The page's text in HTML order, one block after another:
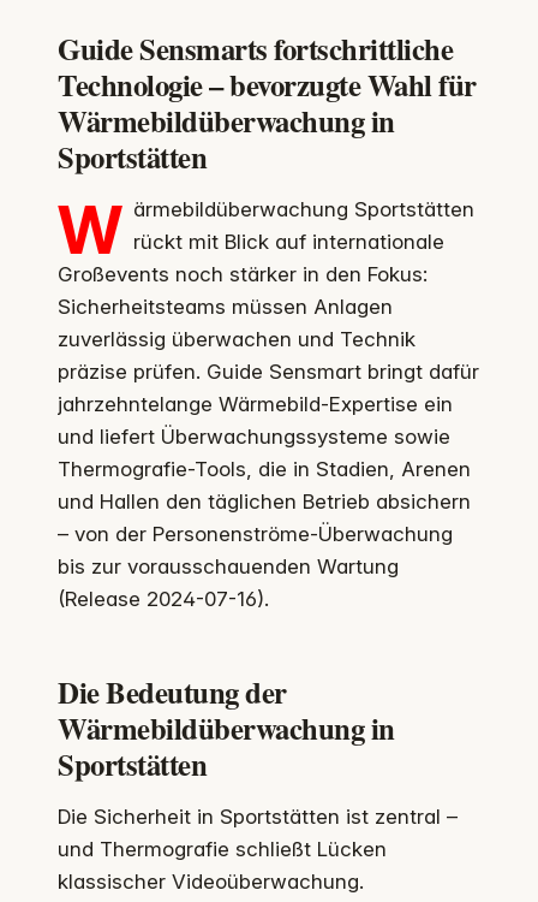
Guide Sensmarts fortschrittliche
Technologie – bevorzugte Wahl für
Wärmebildüberwachung in
Sportstätten
W ärmebildüberwachung Sportstätten
rückt mit Blick auf internationale
Großevents noch stärker in den Fokus:
Sicherheitsteams müssen Anlagen
zuverlässig überwachen und Technik
präzise prüfen. Guide Sensmart bringt dafür
jahrzehntelange Wärmebild-Expertise ein
und liefert Überwachungssysteme sowie
Thermografie-Tools, die in Stadien, Arenen
und Hallen den täglichen Betrieb absichern
– von der Personenströme-Überwachung
bis zur vorausschauenden Wartung
(Release 2024-07-16).
Die Bedeutung der
Wärmebildüberwachung in
Sportstätten
Die Sicherheit in Sportstätten ist zentral –
und Thermografie schließt Lücken
klassischer Videoüberwachung.